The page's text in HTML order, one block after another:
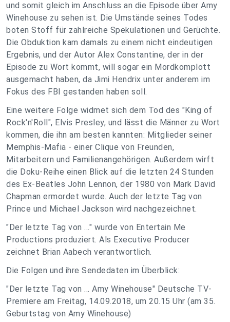
und somit gleich im Anschluss an die Episode über Amy
Winehouse zu sehen ist. Die Umstände seines Todes
boten Stoff für zahlreiche Spekulationen und Gerüchte.
Die Obduktion kam damals zu einem nicht eindeutigen
Ergebnis, und der Autor Alex Constantine, der in der
Episode zu Wort kommt, will sogar ein Mordkomplott
ausgemacht haben, da Jimi Hendrix unter anderem im
Fokus des FBI gestanden haben soll.
Eine weitere Folge widmet sich dem Tod des "King of
Rock'n'Roll", Elvis Presley, und lässt die Männer zu Wort
kommen, die ihn am besten kannten: Mitglieder seiner
Memphis-Mafia - einer Clique von Freunden,
Mitarbeitern und Familienangehörigen. Außerdem wirft
die Doku-Reihe einen Blick auf die letzten 24 Stunden
des Ex-Beatles John Lennon, der 1980 von Mark David
Chapman ermordet wurde. Auch der letzte Tag von
Prince und Michael Jackson wird nachgezeichnet.
"Der letzte Tag von ..." wurde von Entertain Me
Productions produziert. Als Executive Producer
zeichnet Brian Aabech verantwortlich.
Die Folgen und ihre Sendedaten im Überblick:
"Der letzte Tag von ... Amy Winehouse" Deutsche TV-
Premiere am Freitag, 14.09.2018, um 20.15 Uhr (am 35.
Geburtstag von Amy Winehouse)